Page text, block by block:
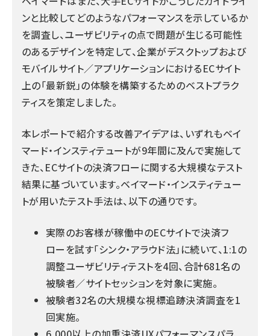
ンと比較してどのようなパフォーマンスを示しているか
を調査し、ユーザビリティの点で問題が生じる可能性
のあるデザインを特定して、企業がデスクトップおよび
モバイルサイト／アプリケーションにおけるECサイト
上の「最新鋭」の体験を構築するためのベストプラク
ティスを策定しました。
本レポートで紹介する改善アイデアは、いずれもベイ
マード・インスティテュートが9年間に及んで実施して
きた、ECサイトの決済フローに関する大規模なテスト
結果に基づいています。ベイマード・インスティテュー
トが用いたテスト手法は、以下の通りです。
実際のお客様が稼働中のECサイトで決済フ
ローを試す「シンク・アラウド法」に続いて、1:1の
調整ユーザビリティテストを4回、合計681名の
被験者／サイトセッションを対象に実施。
被験者32名の大規模な視標追跡決済調査を1
回実施。